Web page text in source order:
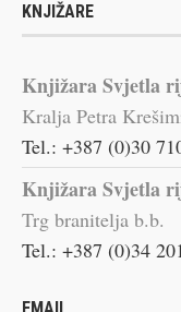
KNJIŽARE
Knjižara Svjetla
Kralja Petra
Tel.: +387 (0)30
Knjižara Svjetla
Trg branitelja b.b.
Tel.: +387 (0)34